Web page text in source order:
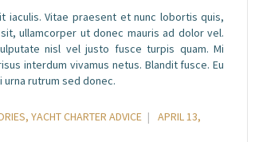
iaculis. Vitae praesent et nunc lobortis quis,
ullamcorper ut donec mauris ad dolor vel.
nisl vel justo fusce turpis quam. Mi
interdum vivamus netus. Blandit fusce. Eu
urna rutrum sed donec.
, YACHT CHARTER ADVICE
APRIL 13,